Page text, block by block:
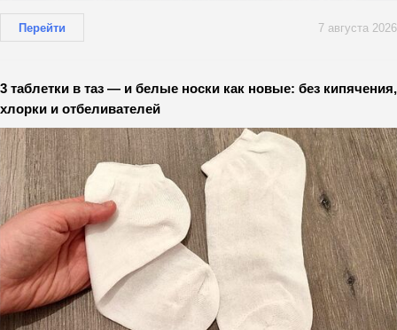
Перейти 7 августа 2026
3 таблетки в таз — и белые носки как новые: без кипячения,
хлорки и отбеливателей